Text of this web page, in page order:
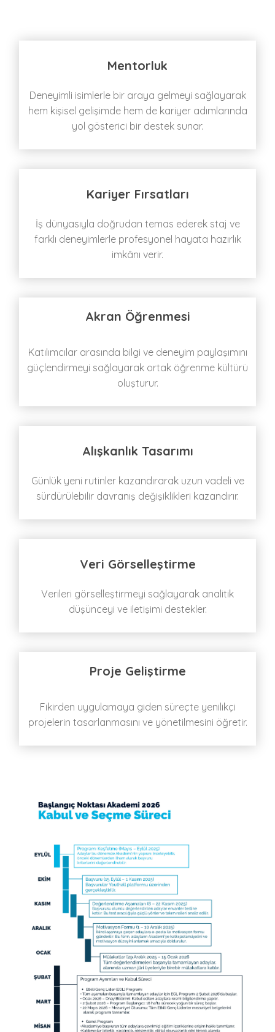
Mentorluk
Deneyimli isimlerle bir araya gelmeyi sağlayarak
hem kişisel gelişimde hem de kariyer adımlarında
yol gösterici bir destek sunar.
Kariyer Fırsatları
İş dünyasıyla doğrudan temas ederek staj ve
farklı deneyimlerle profesyonel hayata hazırlık
imkânı verir.
Akran Öğrenmesi
Katılımcılar arasında bilgi ve deneyim paylaşımını
güçlendirmeyi sağlayarak ortak öğrenme kültürü
oluşturur.
Alışkanlık Tasarımı
Günlük yeni rutinler kazandırarak uzun vadeli ve
sürdürülebilir davranış değişiklikleri kazandırır.
Veri Görselleştirme
Verileri görselleştirmeyi sağlayarak analitik
düşünceyi ve iletişimi destekler.
Proje Geliştirme
Fikirden uygulamaya giden süreçte yenilikçi
projelerin tasarlanmasını ve yönetilmesini öğretir.